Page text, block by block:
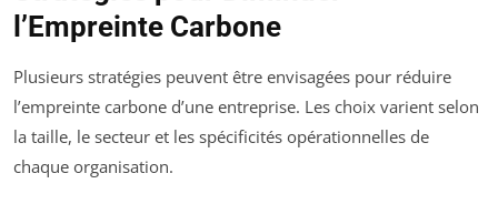
l’Empreinte Carbone
Plusieurs stratégies peuvent être envisagées pour réduire
l’empreinte carbone d’une entreprise. Les choix varient selon
la taille, le secteur et les spécificités opérationnelles de
chaque organisation.